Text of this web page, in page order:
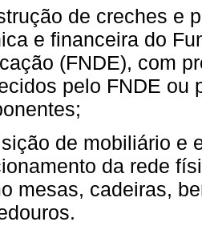
de creches e
e financeira do
(FNDE), com
pelo FNDE ou
de mobiliário e
da rede
mesas, cadeiras,